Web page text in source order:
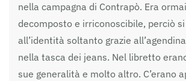
nella campagna di Contrapò. Era
decomposto e irriconoscibile, perciò
all’identità soltanto grazie
nella tasca dei jeans. Nel libretto
sue generalità e molto altro. C’erano